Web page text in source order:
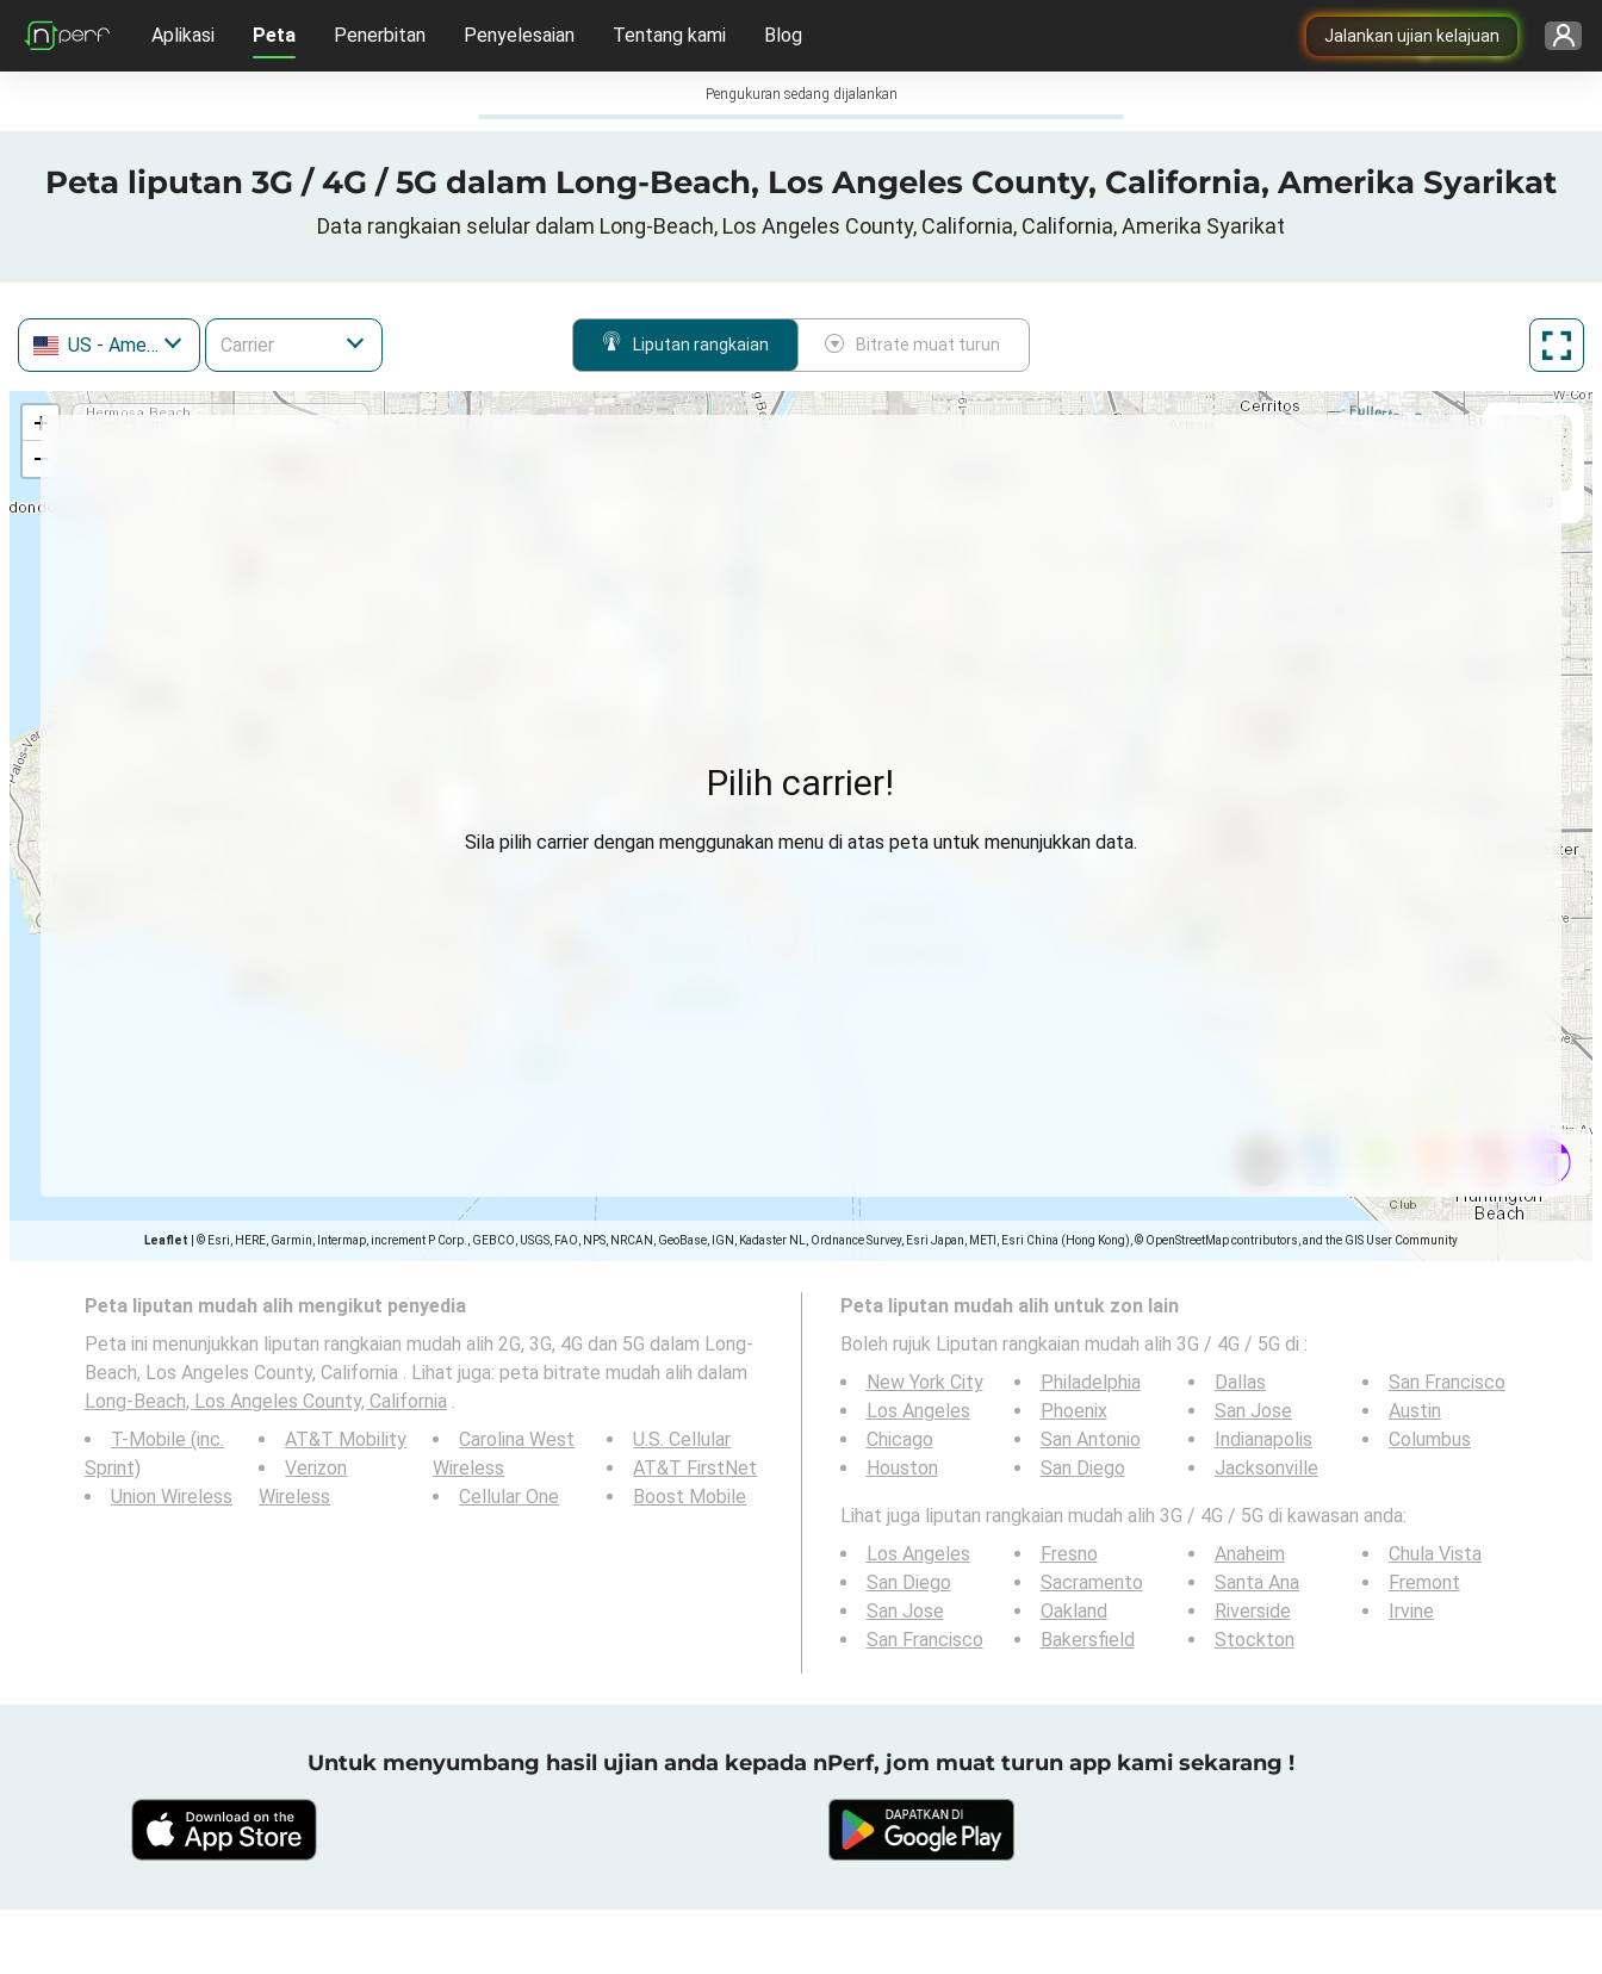
Jalankan ujian kelajuan
Aplikasi Peta Penerbitan Penyelesaian Tentang kami Blog
Pengukuran sedang dijalankan
Peta liputan 3G / 4G / 5G dalam Long-Beach, Los Angeles County, California, Amerika Syarikat
Data rangkaian selular dalam Long-Beach, Los Angeles County, California, California, Amerika Syarikat
US - Amerika Syarikat Liputan rangkaian Bitrate muat turun
+
−
Leaflet © Esri, HERE, Garmin, Intermap, increment P Corp., GEBCO, USGS, FAO, NPS, NRCAN, GeoBase, IGN, Kadaster NL, Ordnance Survey, Esri Japan, METI, Esri China (Hong Kong), © OpenStreetMap contributors, and the GIS User Community
Pilih carrier!
Sila pilih carrier dengan menggunakan menu di atas peta untuk menunjukkan data.
Peta liputan mudah alih mengikut penyedia
Peta ini menunjukkan liputan rangkaian mudah alih 2G, 3G, 4G dan 5G dalam Long-
Beach, Los Angeles County, California . Lihat juga: peta bitrate mudah alih dalam
Long-Beach, Los Angeles County, California .
T-Mobile (inc.
Sprint)
Union Wireless
AT&T Mobility
Verizon
Wireless
Carolina West
Wireless
Cellular One
U.S. Cellular
AT&T FirstNet
Boost Mobile
Peta liputan mudah alih untuk zon lain
Boleh rujuk Liputan rangkaian mudah alih 3G / 4G / 5G di :
New York City
Los Angeles
Chicago
Houston
Philadelphia
Phoenix
San Antonio
San Diego
Dallas
San Jose
Indianapolis
Jacksonville
San Francisco
Austin
Columbus
Lihat juga liputan rangkaian mudah alih 3G / 4G / 5G di kawasan anda:
Los Angeles
San Diego
San Jose
San Francisco
Fresno
Sacramento
Oakland
Bakersfield
Anaheim
Santa Ana
Riverside
Stockton
Chula Vista
Fremont
Irvine
Untuk menyumbang hasil ujian anda kepada nPerf, jom muat turun app kami sekarang !